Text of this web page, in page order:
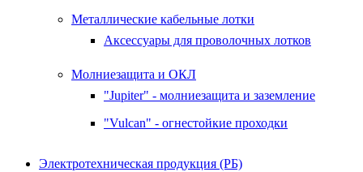
Металлические кабельные лотки
Аксессуары для проволочных лотков
Молниезащита и ОКЛ
"Jupiter" - молниезащита и заземление
"Vulcan" - огнестойкие проходки
Электротехническая продукция (РБ)